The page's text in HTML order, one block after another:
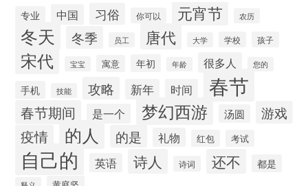
专业 中国 习俗 你可以 元宵节 农历
冬天 冬季 员工 唐代 大学 学校 孩子
宋代 宝宝 寓意 年初 年龄 很多人 您的
手机 技能 攻略 新年 时间 春节
春节期间 是一个 梦幻西游 汤圆 游戏
疫情 的人 的是 礼物 红包 考试
自己的 英语 诗人 诗词 还不 都是